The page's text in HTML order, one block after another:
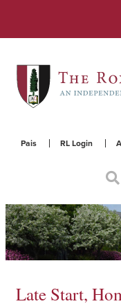
Pais RL Login
Late Start,